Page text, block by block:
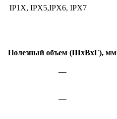
IP1X, IPX5,IPX6, IPX7
Полезный объем (ШхВхГ), мм
—
—